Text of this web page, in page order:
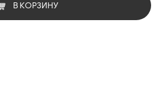
В КОРЗИНУ